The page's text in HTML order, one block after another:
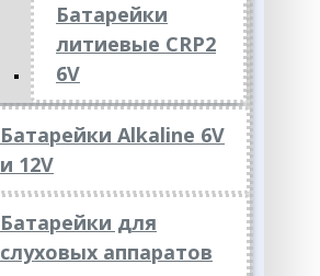
Батарейки
литиевые CRP2
6V
Батарейки Alkaline 6V
и 12V
Батарейки для
слуховых аппаратов